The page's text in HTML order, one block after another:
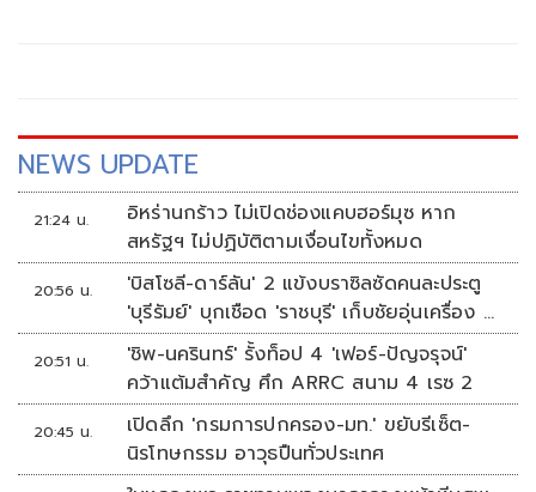
NEWS UPDATE
21:24 น.
อิหร่านกร้าว ไม่เปิดช่องแคบฮอร์มุซ หาก
สหรัฐฯ ไม่ปฏิบัติตามเงื่อนไขทั้งหมด
20:56 น.
'บิสโซลี-ดาร์ลัน' 2 แข้งบราซิลซัดคนละประตู
'บุรีรัมย์' บุกเชือด 'ราชบุรี' เก็บชัยอุ่นเครื่อง 4
นัดรวด
20:51 น.
'ชิพ-นครินทร์' รั้งท็อป 4 'เฟอร์-ปัญจรุจน์'
คว้าแต้มสำคัญ ศึก ARRC สนาม 4 เรซ 2
20:45 น.
เปิดลึก 'กรมการปกครอง-มท.' ขยับรีเซ็ต-
นิรโทษกรรม อาวุธปืนทั่วประเทศ